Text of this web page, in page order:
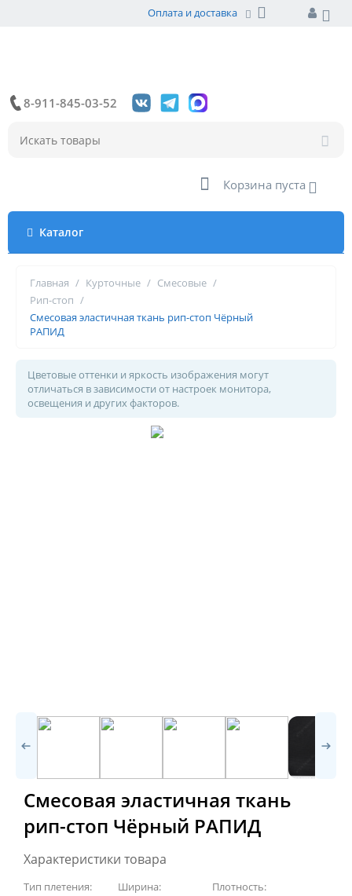
Оплата и доставка
8-911-845-03-52
Корзина пуста
Каталог
Главная / Курточные / Смесовые /
Рип-стоп /
Смесовая эластичная ткань рип-стоп Чёрный
РАПИД
Цветовые оттенки и яркость изображения могут
отличаться в зависимости от настроек монитора,
освещения и других факторов.
Смесовая эластичная ткань
рип-стоп Чёрный РАПИД
Характеристики товара
Тип плетения: Ширина: Плотность: